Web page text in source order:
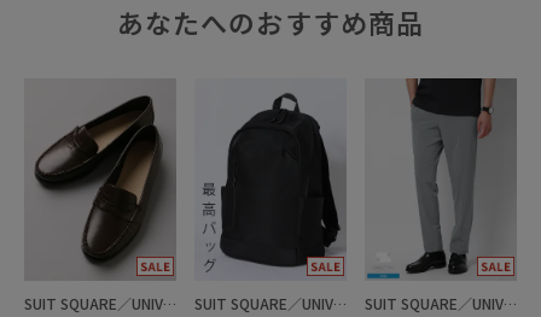
あなたへのおすすめ商品
SUIT SQUARE／UNIVERSAL LANGUAGE
SUIT SQUARE／UNIVERSAL LANGUAGE
SUIT SQUARE／UNIVERSAL LANGUAGE